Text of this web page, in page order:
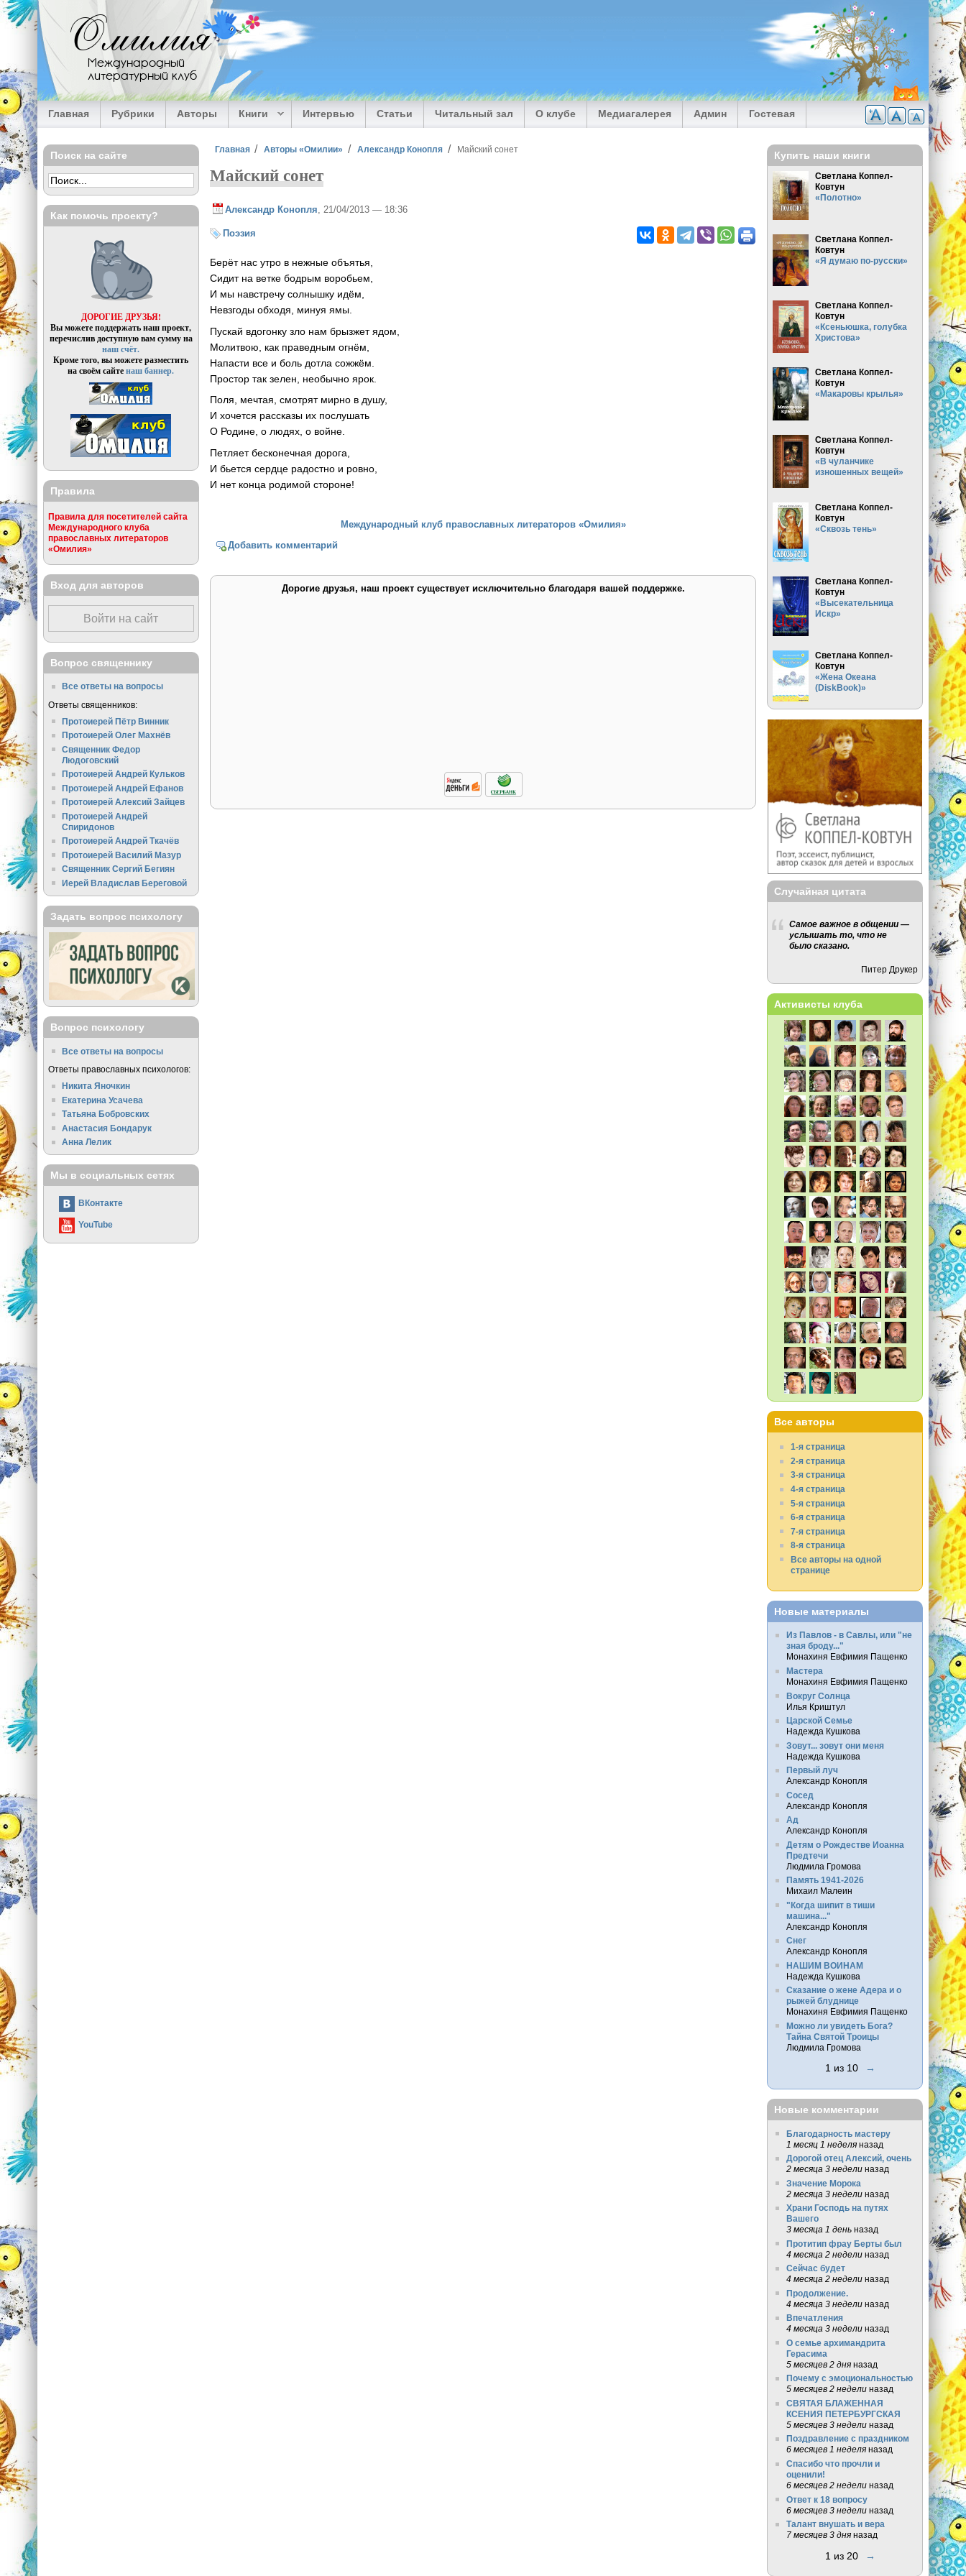
Перейти к основному содержанию
Омилия
Международный
литературный клуб
Главная Рубрики Авторы Книги Интервью Статьи Читальный зал О клубе Медиагалерея Админ Гостевая
Вы здесь
Главная Авторы «Омилии» Александр Конопля Майский сонет
Майский сонет
Александр Конопля , 21/04/2013 — 18:36
Поэзия
Берёт нас утро в нежные объятья,
Сидит на ветке бодрым воробьем,
И мы навстречу солнышку идём,
Невзгоды обходя, минуя ямы.
Пускай вдогонку зло нам брызжет ядом,
Молитвою, как праведным огнём,
Напасти все и боль дотла сожжём.
Простор так зелен, необычно ярок.
Поля, мечтая, смотрят мирно в душу,
И хочется рассказы их послушать
О Родине, о людях, о войне.
Петляет бесконечная дорога,
И бьется сердце радостно и ровно,
И нет конца родимой стороне!
Международный клуб православных литераторов «Омилия»
Добавить комментарий
Дорогие друзья, наш проект существует исключительно благодаря вашей поддержке.
Поиск на сайте
Как помочь проекту?
ДОРОГИЕ ДРУЗЬЯ!
Вы можете поддержать наш проект,
перечислив доступную вам сумму на
наш счёт.
Кроме того, вы можете разместить
на своём сайтенаш баннер.
Правила
Правила для посетителей сайта
Международного клуба
православных литераторов
«Омилия»
Вход для авторов
Войти на сайт
Вопрос священнику
Все ответы на вопросы
Ответы священников:
Протоиерей Пётр Винник
Протоиерей Олег Махнёв
Священник Федор
Людоговский
Протоиерей Андрей Кульков
Протоиерей Андрей Ефанов
Протоиерей Алексий Зайцев
Протоиерей Андрей
Спиридонов
Протоиерей Андрей Ткачёв
Протоиерей Василий Мазур
Священник Сергий Бегиян
Иерей Владислав Береговой
Задать вопрос психологу
Вопрос психологу
Все ответы на вопросы
Ответы православных психологов:
Никита Яночкин
Екатерина Усачева
Татьяна Бобровских
Анастасия Бондарук
Анна Лелик
Мы в социальных сетях
ВКонтакте
YouTube
Купить наши книги
Светлана Коппел-
Ковтун
«Полотно»
Светлана Коппел-
Ковтун
«Я думаю по-русски»
Светлана Коппел-
Ковтун
«Ксеньюшка, голубка
Христова»
Светлана Коппел-
Ковтун
«Макаровы крылья»
Светлана Коппел-
Ковтун
«В чуланчике
изношенных вещей»
Светлана Коппел-
Ковтун
«Сквозь тень»
Светлана Коппел-
Ковтун
«Высекательница
Искр»
Светлана Коппел-
Ковтун
«Жена Океана
(DiskBook)»
Случайная цитата
Самое важное в общении —
услышать то, что не
было сказано.
Питер Друкер
Активисты клуба
Все авторы
1-я страница
2-я страница
3-я страница
4-я страница
5-я страница
6-я страница
7-я страница
8-я страница
Все авторы на одной
странице
Новые материалы
Из Павлов - в Савлы, или "не
зная броду..."
Монахиня Евфимия Пащенко
Мастера
Монахиня Евфимия Пащенко
Вокруг Солнца
Илья Криштул
Царской Семье
Надежда Кушкова
Зовут... зовут они меня
Надежда Кушкова
Первый луч
Александр Конопля
Сосед
Александр Конопля
Ад
Александр Конопля
Детям о Рождестве Иоанна
Предтечи
Людмила Громова
Память 1941-2026
Михаил Малеин
"Когда шипит в тиши
машина..."
Александр Конопля
Снег
Александр Конопля
НАШИМ ВОИНАМ
Надежда Кушкова
Сказание о жене Адера и о
рыжей блуднице
Монахиня Евфимия Пащенко
Можно ли увидеть Бога?
Тайна Святой Троицы
Людмила Громова
1 из 10 →
Новые комментарии
Благодарность мастеру
1 месяц 1 неделяназад
Дорогой отец Алексий, очень
2 месяца 3 неделиназад
Значение Морока
2 месяца 3 неделиназад
Храни Господь на путях
Вашего
3 месяца 1 деньназад
Протитип фрау Берты был
4 месяца 2 неделиназад
Сейчас будет
4 месяца 2 неделиназад
Продолжение.
4 месяца 3 неделиназад
Впечатления
4 месяца 3 неделиназад
О семье архимандрита
Герасима
5 месяцев 2 дняназад
Почему с эмоциональностью
5 месяцев 2 неделиназад
СВЯТАЯ БЛАЖЕННАЯ
КСЕНИЯ ПЕТЕРБУРГСКАЯ
5 месяцев 3 неделиназад
Поздравление с праздником
6 месяцев 1 неделяназад
Спасибо что прочли и
оценили!
6 месяцев 2 неделиназад
Ответ к 18 вопросу
6 месяцев 3 неделиназад
Талант внушать и вера
7 месяцев 3 дняназад
1 из 20 →